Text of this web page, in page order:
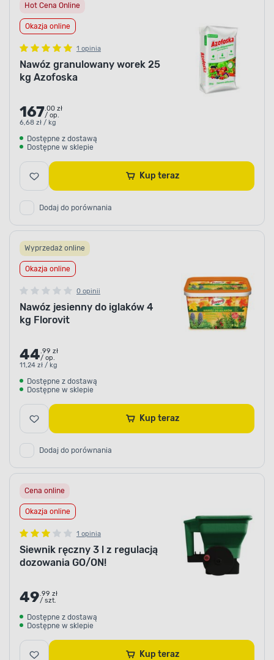
Hot Cena Online
Okazja online
1 opinia
Nawóz granulowany worek 25
kg Azofoska
167.00 zł
/ op.
6,68 zł / kg
Dostępne z dostawą
Dostępne w sklepie
Kup teraz
Dodaj do porównania
Wyprzedaż online
Okazja online
0 opinii
Nawóz jesienny do iglaków 4
kg Florovit
44.99 zł
/ op.
11,24 zł / kg
Dostępne z dostawą
Dostępne w sklepie
Kup teraz
Dodaj do porównania
Cena online
Okazja online
1 opinia
Siewnik ręczny 3 l z regulacją
dozowania GO/ON!
49.99 zł
/ szt.
Dostępne z dostawą
Dostępne w sklepie
Kup teraz